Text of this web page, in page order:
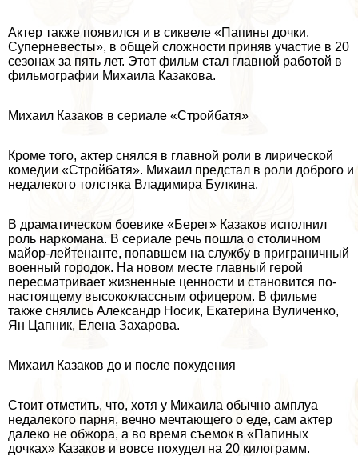
Актер также появился и в сиквеле «Папины дочки.
Суперневесты», в общей сложности приняв участие в 20
сезонах за пять лет. Этот фильм стал главной работой в
фильмографии Михаила Казакова.
Михаил Казаков в сериале «Стройбатя»
Кроме того, актер снялся в главной роли в лирической
комедии «Стройбатя». Михаил предстал в роли доброго и
недалекого толстяка Владимира Булкина.
В драматическом боевике «Берег» Казаков исполнил
роль наркомана. В сериале речь пошла о столичном
майор-лейтенанте, попавшем на службу в приграничный
военный городок. На новом месте главный герой
пересматривает жизненные ценности и становится по-
настоящему высококлассным офицером. В фильме
также снялись Александр Носик, Екатерина Вуличенко,
Ян Цапник, Елена Захарова.
Михаил Казаков до и после похудения
Стоит отметить, что, хотя у Михаила обычно амплуа
недалекого парня, вечно мечтающего о еде, сам актер
далеко не обжора, а во время съемок в «Папиных
дочках» Казаков и вовсе похудел на 20 килограмм.